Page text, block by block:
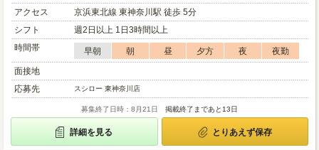
アクセス
京浜東北線 東神奈川駅 徒歩 5分
シフト
週2日以上 1日3時間以上
時間帯
早朝 朝 昼 夕方 夜
夜勤
面接地
応募先
スシロー 東神奈川店
募集終了日時：8月21日 掲載終了まであと13日
詳細を見る とりあえず保存